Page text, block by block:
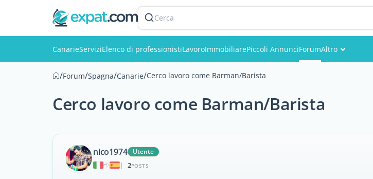
Cerca
CanarieServiziElenco di professionistiLavoroImmobiliarePiccoli AnnunciForumAltro
/Forum/Spagna/Canarie/Cerco lavoro come Barman/Barista
Cerco lavoro come Barman/Barista
nico1974
Utente
|
2POSTS